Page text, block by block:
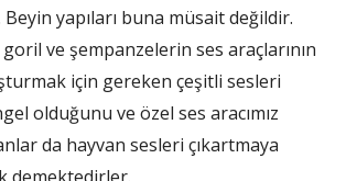
Beyin yapıları buna müsait değildir.
ve şempanzelerin ses araçlarının
için gereken çeşitli sesleri
olduğunu ve özel ses aracımız
da hayvan sesleri çıkartmaya